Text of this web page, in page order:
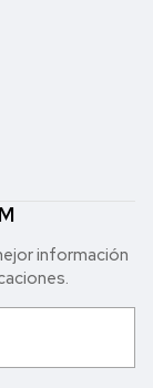
in formación